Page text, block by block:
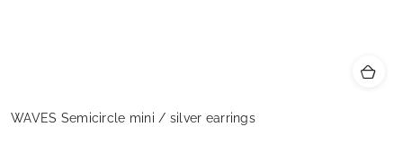
WAVES Semicircle mini / silver earrings